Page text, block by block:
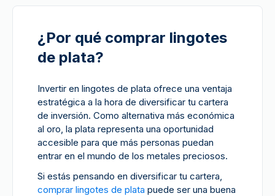
¿Por qué comprar lingotes
de plata?
Invertir en lingotes de plata ofrece una ventaja
estratégica a la hora de diversificar tu cartera
de inversión. Como alternativa más económica
al oro, la plata representa una oportunidad
accesible para que más personas puedan
entrar en el mundo de los metales preciosos.
Si estás pensando en diversificar tu cartera,
comprar lingotes de plata puede ser una buena